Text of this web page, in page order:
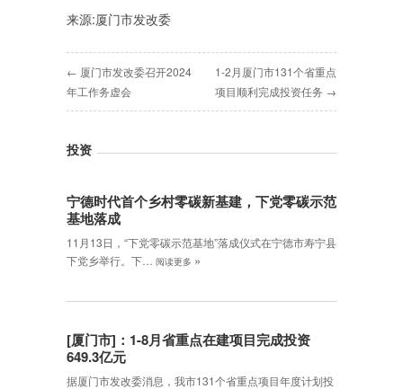
来源:厦门市发改委
← 厦门市发改委召开2024
年工作务虚会
1-2月厦门市131个省重点
项目顺利完成投资任务 →
投资
宁德时代首个乡村零碳新基建，下党零碳示范
基地落成
11月13日，“下党零碳示范基地”落成仪式在宁德市寿宁县
下党乡举行。下…
阅读更多 »
[厦门市]：1-8月省重点在建项目完成投资
649.3亿元
据厦门市发改委消息，我市131个省重点项目年度计划投